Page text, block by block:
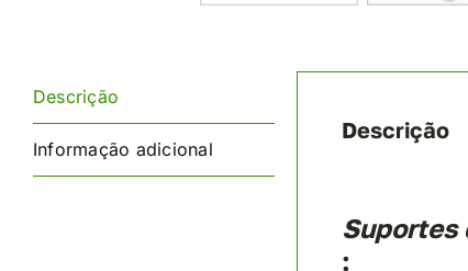
Descrição
Informação adicional
Descrição
Suportes
: